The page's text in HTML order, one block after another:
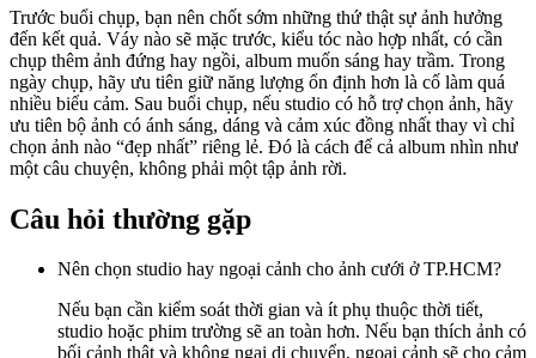
Trước buổi chụp, bạn nên chốt sớm những thứ thật sự ảnh hưởng
đến kết quả. Váy nào sẽ mặc trước, kiểu tóc nào hợp nhất, có cần
chụp thêm ảnh đứng hay ngồi, album muốn sáng hay trầm. Trong
ngày chụp, hãy ưu tiên giữ năng lượng ổn định hơn là cố làm quá
nhiều biểu cảm. Sau buổi chụp, nếu studio có hỗ trợ chọn ảnh, hãy
ưu tiên bộ ảnh có ánh sáng, dáng và cảm xúc đồng nhất thay vì chỉ
chọn ảnh nào “đẹp nhất” riêng lẻ. Đó là cách để cả album nhìn như
một câu chuyện, không phải một tập ảnh rời.
Câu hỏi thường gặp
Nên chọn studio hay ngoại cảnh cho ảnh cưới ở TP.HCM?
Nếu bạn cần kiểm soát thời gian và ít phụ thuộc thời tiết,
studio hoặc phim trường sẽ an toàn hơn. Nếu bạn thích ảnh có
bối cảnh thật và không ngại di chuyển, ngoại cảnh sẽ cho cảm